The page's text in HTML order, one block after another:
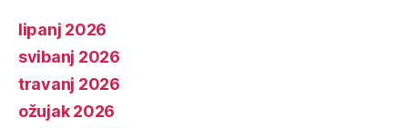
lipanj 2026
svibanj 2026
travanj 2026
ožujak 2026